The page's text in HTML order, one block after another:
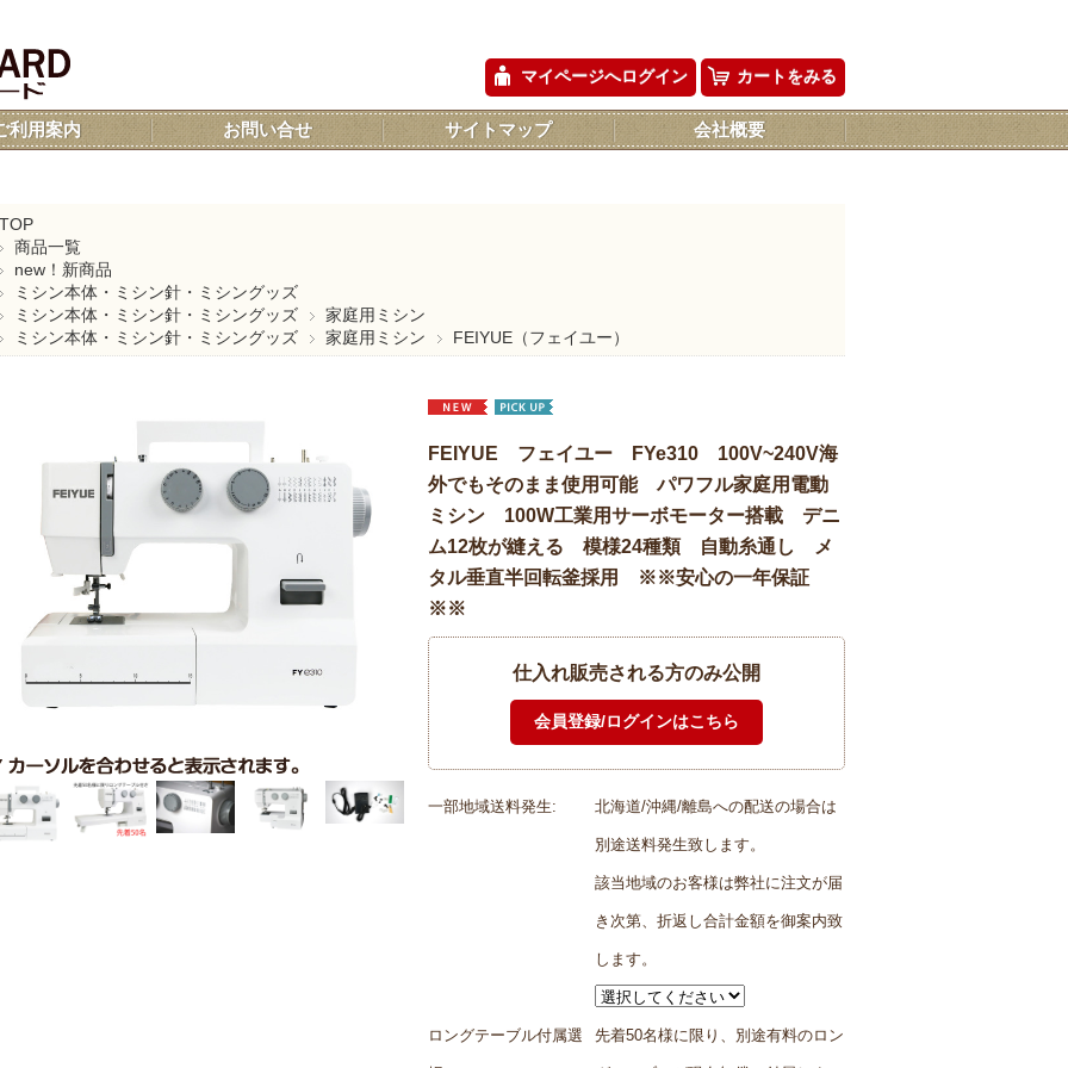
マイページへログイン カートをみる
利用案内 お問い合せ サイトマップ 会社概要
TOP
商品一覧
new！新商品
ミシン本体・ミシン針・ミシングッズ
ミシン本体・ミシン針・ミシングッズ
家庭用ミシン
ミシン本体・ミシン針・ミシングッズ
家庭用ミシン FEIYUE（フェイユー）
FEIYUE フェイユー FYe310 100V~240V海
外でもそのまま使用可能 パワフル家庭用電動
ミシン 100W工業用サーボモーター搭載 デニ
ム12枚が縫える 模様24種類 自動糸通し メ
タル垂直半回転釜採用 ※※安心の一年保証
※※
仕入れ販売される方のみ公開
一部地域送料発生: 北海道/沖縄/離島への配送の場合は
別途送料発生致します。
該当地域のお客様は弊社に注文が届
き次第、折返し合計金額を御案内致
します。
ロングテーブル付属選 先着50名様に限り、別途有料のロン